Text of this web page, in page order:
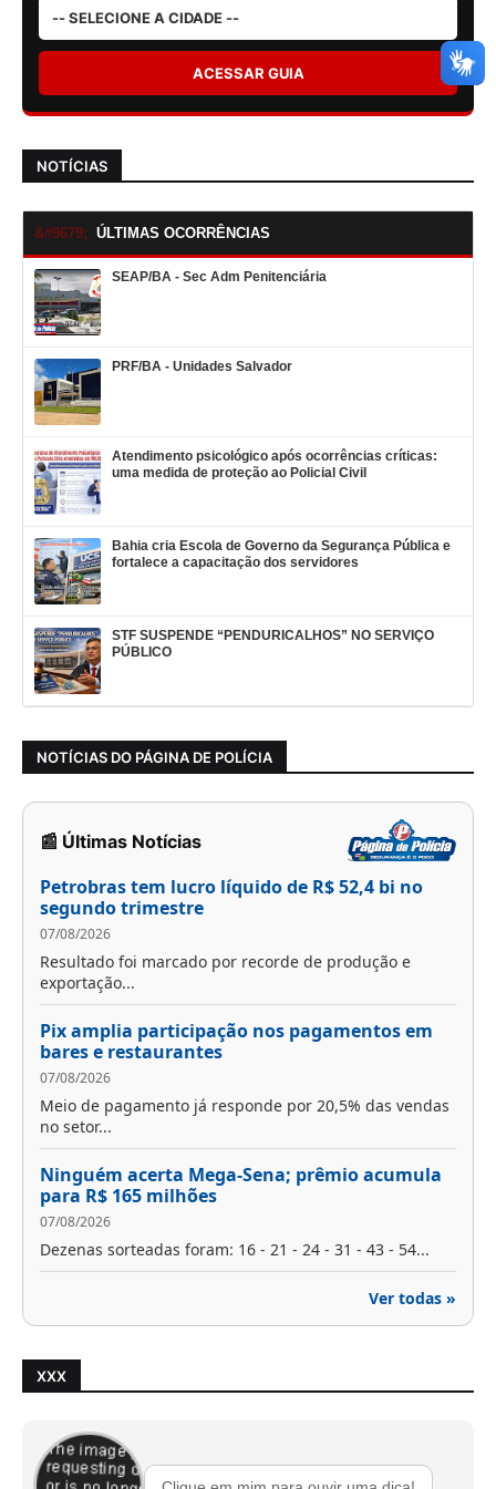
ACESSAR GUIA
NOTÍCIAS
ÚLTIMAS OCORRÊNCIAS
SEAP/BA - Sec Adm Penitenciária
PRF/BA - Unidades Salvador
Atendimento psicológico após ocorrências críticas:
uma medida de proteção ao Policial Civil
Bahia cria Escola de Governo da Segurança Pública e
fortalece a capacitação dos servidores
STF SUSPENDE “PENDURICALHOS” NO SERVIÇO
PÚBLICO
NOTÍCIAS DO PÁGINA DE POLÍCIA
📰 Últimas Notícias
Petrobras tem lucro líquido de R$ 52,4 bi no
segundo trimestre
07/08/2026
Resultado foi marcado por recorde de produção e
exportação...
Pix amplia participação nos pagamentos em
bares e restaurantes
07/08/2026
Meio de pagamento já responde por 20,5% das vendas
no setor...
Ninguém acerta Mega-Sena; prêmio acumula
para R$ 165 milhões
07/08/2026
Dezenas sorteadas foram: 16 - 21 - 24 - 31 - 43 - 54...
Ver todas »
XXX